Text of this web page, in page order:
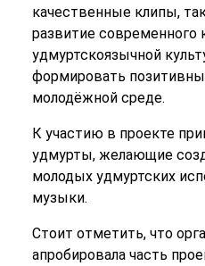
качественные клипы,
развитие современного
удмуртскоязычной
формировать
молодёжной среде.
К участию в проекте
удмурты, желающие
молодых удмуртских
музыки.
Стоит отметить, что
апробировала часть